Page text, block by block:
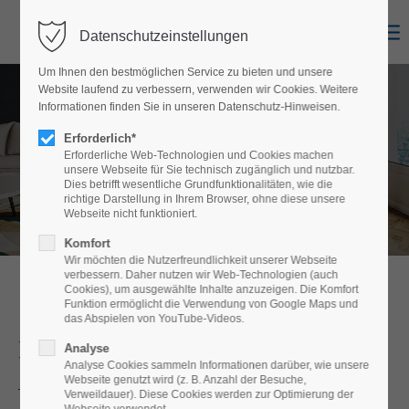
Login
Benutzername
Passwort
Anmelden
Register|Lost your password?
Support
Lorem ipsum dolor sit amet:
KLIMA & LÜFTUNG
Datenschutzeinstellungen
Um Ihnen den bestmöglichen Service zu bieten und unsere
Website laufend zu verbessern, verwenden wir Cookies. Weitere
Informationen finden Sie in unseren Datenschutz-Hinweisen.
Erforderlich*
Erforderliche Web-Technologien und Cookies machen
unsere Webseite für Sie technisch zugänglich und nutzbar.
Dies betrifft wesentliche Grundfunktionalitäten, wie die
richtige Darstellung in Ihrem Browser, ohne diese unsere
Webseite nicht funktioniert.
Komfort
Wir möchten die Nutzerfreundlichkeit unserer Webseite
verbessern. Daher nutzen wir Web-Technologien (auch
Cookies), um ausgewählte Inhalte anzuzeigen. Die Komfort
Funktion ermöglicht die Verwendung von Google Maps und
das Abspielen von YouTube-Videos.
Analyse
Analyse Cookies sammeln Informationen darüber, wie unsere
Webseite genutzt wird (z. B. Anzahl der Besuche,
Verweildauer). Diese Cookies werden zur Optimierung der